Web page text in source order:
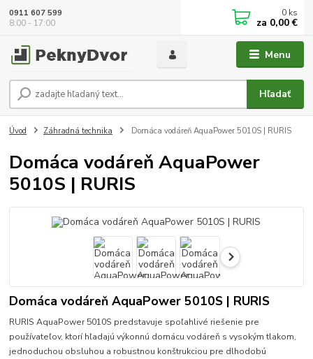
Menu
Hľadať
0911 607 599
8:00 - 17:00
0 ks
za 0,00 €
Úvod Záhradná technika Domáca vodáreň AquaPower 5010S | RURIS
Domáca vodáreň AquaPower
5010S | RURIS
Domáca vodáreň AquaPower 5010S | RURIS
RURIS AquaPower 5010S predstavuje spoľahlivé riešenie pre
používateľov, ktorí hľadajú výkonnú domácu vodáreň s vysokým tlakom,
jednoduchou obsluhou a robustnou konštrukciou pre dlhodobú